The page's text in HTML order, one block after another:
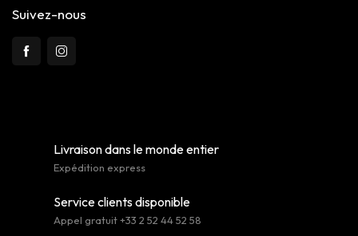
Suivez-nous
Livraison dans le monde entier
Expédition express
Service clients disponible
Appel gratuit +33 2 52 44 52 58